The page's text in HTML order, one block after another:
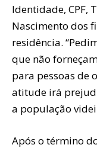
Identidade, CPF,
Nascimento dos
residência.
que não
para pessoas de
atitude irá
a população
Após o término